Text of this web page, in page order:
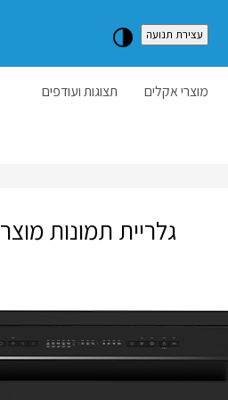
עצירת תנועה
מוצרי אקלים תצוגות ועודפים
גלריית תמונות מוצר